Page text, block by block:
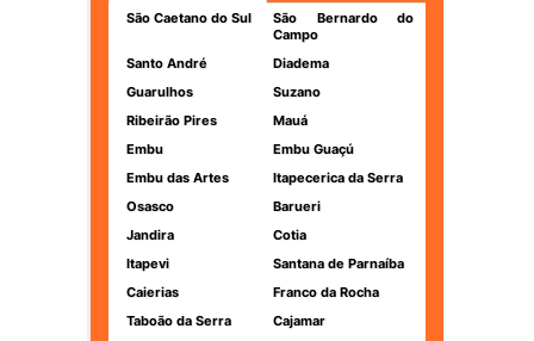
São Caetano do Sul
São Bernardo do
Campo
Santo André
Diadema
Guarulhos
Suzano
Ribeirão Pires
Mauá
Embu
Embu Guaçú
Embu das Artes
Itapecerica da Serra
Osasco
Barueri
Jandira
Cotia
Itapevi
Santana de Parnaíba
Caierias
Franco da Rocha
Taboão da Serra
Cajamar